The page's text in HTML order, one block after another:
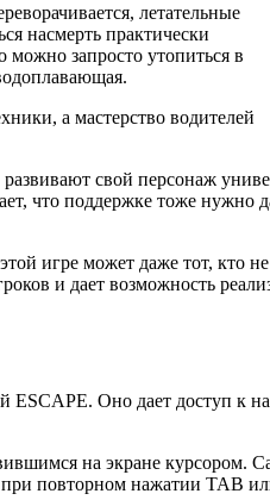
летательные
насмерть практически
можно запросто утопиться в
а мастерство водителей
свой персонаж
что поддержке тоже нужно
игре может даже тот,
и дает возможность
Оно дает доступ к
на экране
повторном нажатии TAB